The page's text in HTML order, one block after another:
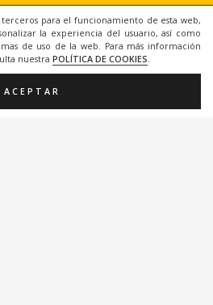
para el funcionamiento de esta web,
la experiencia del usuario, así como
de uso de la web. Para más información
nuestra POLÍTICA DE COOKIES.
ACEPTAR